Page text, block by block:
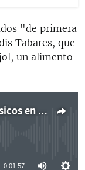
"de primera
Tabares, que
un alimento
Reportan escasez de productos básicos en tiendas del interior de Cuba
0:01:57